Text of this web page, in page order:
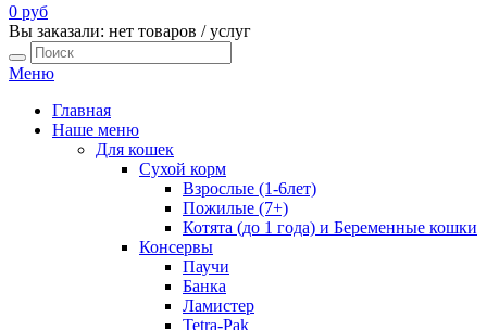
0 руб
Вы заказали: нет товаров / услуг
Меню
Главная
Наше меню
Для кошек
Сухой корм
Взрослые (1-6лет)
Пожилые (7+)
Котята (до 1 года) и Беременные кошки
Консервы
Паучи
Банка
Ламистер
Tetra-Pak